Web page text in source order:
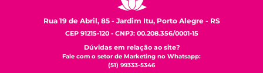
Rua 19 de Abril, 85 - Jardim Itu, Porto Alegre - RS
CEP 91215-120 - CNPJ: 00.208.356/0001-15
Dúvidas em relação ao site?
Fale com o setor de Marketing no Whatsapp:
(51) 99333-5346